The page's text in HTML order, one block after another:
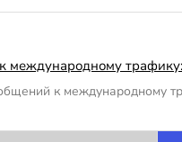
международному трафику:
к международному